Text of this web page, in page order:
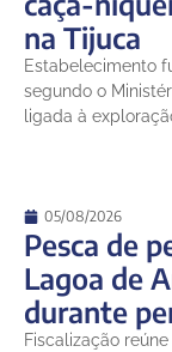
na Tijuca
Estabelecimento
segundo o
ligada à
05/08/2026
Pesca de
Lagoa de
durante
Fiscalização